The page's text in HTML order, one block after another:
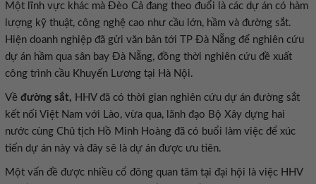
Một lĩnh vực khác mà Đèo Cả đang theo đuổi là các dự án có hàm
lượng kỹ thuật, công nghệ cao như cầu lớn, hầm và đường sắt.
Hiện doanh nghiệp đã gửi văn bản tới TP Đà Nẵng để nghiên cứu
dự án hầm qua sân bay Đà Nẵng, đồng thời nghiên cứu đề xuất
công trình cầu Khuyến Lương tại Hà Nội.
Về đường sắt, HHV đã có thời gian nghiên cứu dự án đường sắt
kết nối Việt Nam với Lào, vừa qua, lãnh đạo Bộ Xây dựng hai
nước cùng Chủ tịch Hồ Minh Hoàng đã có buổi làm việc để xúc
tiến dự án này và đây sẽ là dự án được ưu tiên.
Một vấn đề được nhiều cổ đông quan tâm tại đại hội là việc HHV